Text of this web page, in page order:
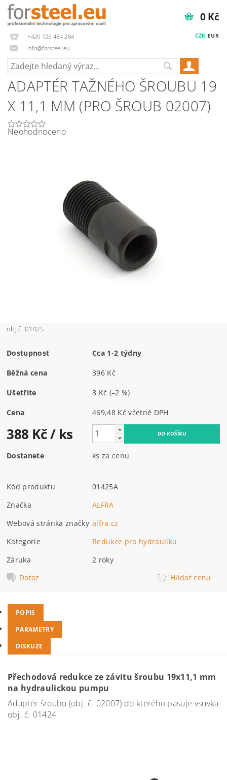
+420 725 484 284
info@forsteel.eu
CZK EUR
0 Kč
ADAPTÉR TAŽNÉHO ŠROUBU 19
X 11,1 MM (PRO ŠROUB 02007)
Neohodnoceno
obj.č. 01425
Dostupnost Cca 1-2 týdny
Běžná cena 396 Kč
Ušetříte 8 Kč (–2 %)
Cena 469,48 Kč včetně DPH
388 Kč/ ks
Dostanete ks za cenu
Kód produktu
01425A
Značka
ALFRA
Webová stránka značky alfra.cz
Kategorie
Redukce pro hydrauliku
Záruka
2 roky
Dotaz
Hlídat cenu
POPIS
PARAMETRY
DISKUZE
Přechodová redukce ze závitu šroubu 19x11,1 mm
na hydraulickou pumpu
Adaptér šroubu (obj. č. 02007) do kterého pasuje vsuvka
obj. č. 01424